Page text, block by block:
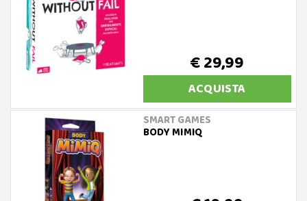
€ 29,99
ACQUISTA
SMART GAMES
BODY MIMIQ